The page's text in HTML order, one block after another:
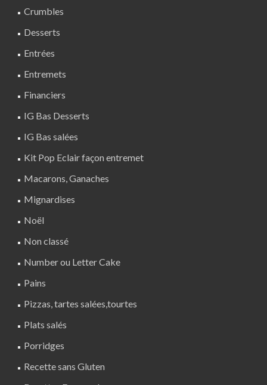
Crumbles
Desserts
Entrées
Entremets
Financiers
IG Bas Desserts
IG Bas salées
Kit Pop Eclair façon entremet
Macarons, Ganaches
Mignardises
Noël
Non classé
Number ou Letter Cake
Pains
Pizzas, tartes salées,tourtes
Plats salés
Porridges
Recette sans Gluten